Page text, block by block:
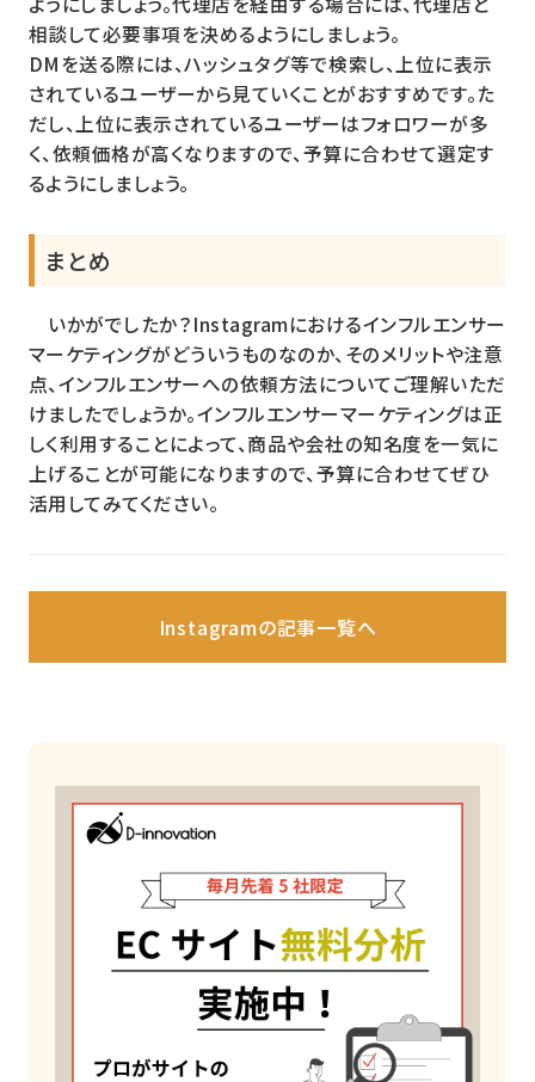
相談して必要事項を決めるようにしましょう。
DMを送る際には、ハッシュタグ等で検索し、上位に表示
されているユーザーから見ていくことがおすすめです。た
だし、上位に表示されているユーザーはフォロワーが多
く、依頼価格が高くなりますので、予算に合わせて選定す
るようにしましょう。
まとめ
いかがでしたか？Instagramにおけるインフルエンサー
マーケティングがどういうものなのか、そのメリットや注意
点、インフルエンサーへの依頼方法についてご理解いただ
けましたでしょうか。インフルエンサーマーケティングは正
しく利用することによって、商品や会社の知名度を一気に
上げることが可能になりますので、予算に合わせてぜひ
活用してみてください。
Instagramの記事一覧へ